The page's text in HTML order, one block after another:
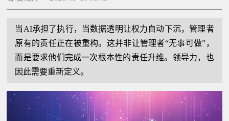
当AI承担了执行，当数据透明让权力自动下沉，管理者
原有的责任正在被重构。这并非让管理者“无事可做”，
而是要求他们完成一次根本性的责任升维。领导力，也
因此需要重新定义。